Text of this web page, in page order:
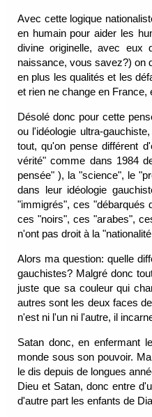
Avec cette logique
en humain pour aider les
divine originelle, avec eux
naissance, vous savez?) on
en plus les qualités et les
et rien ne change en
Désolé donc pour cette
ou l'idéologie ultra-
tout, qu'on pense différent
vérité" comme dans 1984
pensée" ), la "science", le
dans leur idéologie
"immigrés", ces "débarqués
ces "noirs", ces "arabes",
n'ont pas droit à la
Alors ma question: quelle
gauchistes? Malgré donc
juste que sa couleur qui
autres sont les deux faces
n'est ni l'un ni l'autre, il
Satan donc, en enfermant
monde sous son pouvoir.
le dis depuis de longues
Dieu et Satan, donc entre
d'autre part les enfants de